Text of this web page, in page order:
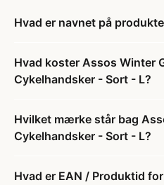
Hvad er navnet på
Hvad koster Assos Winter
Cykelhandsker - Sort - L?
Hvilket mærke står bag
Cykelhandsker - Sort - L?
Hvad er EAN / Produktid